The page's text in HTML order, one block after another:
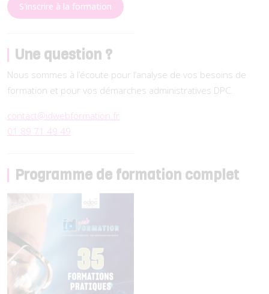
S'inscrire à la formation
Une question ?
Nous sommes à l’écoute pour l’analyse de vos besoins de
formation et pour vos démarches administratives DPC.
contact@idwebformation.fr
01 89 71 49 49
Programme de formation complet